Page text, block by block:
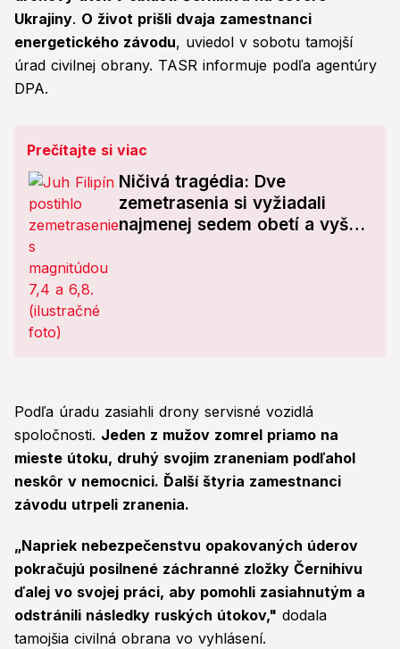
Ukrajiny. O život prišli dvaja zamestnanci
energetického závodu, uviedol v sobotu tamojší
úrad civilnej obrany. TASR informuje podľa agentúry
DPA.
Prečítajte si viac
Ničivá tragédia: Dve
zemetrasenia si vyžiadali
najmenej sedem obetí a vyše
Podľa úradu zasiahli drony servisné vozidlá
spoločnosti. Jeden z mužov zomrel priamo na
mieste útoku, druhý svojim zraneniam podľahol
neskôr v nemocnici. Ďalší štyria zamestnanci
závodu utrpeli zranenia.
„Napriek nebezpečenstvu opakovaných úderov
pokračujú posilnené záchranné zložky Černihivu
ďalej vo svojej práci, aby pomohli zasiahnutým a
odstránili následky ruských útokov," dodala
tamojšia civilná obrana vo vyhlásení.